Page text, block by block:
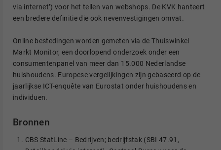
via internet’) voor het tellen van webshops. De KVK hanteert
een bredere definitie die ook nevenvestigingen omvat.
Online bestedingen worden gemeten via de Thuiswinkel
Markt Monitor, een doorlopend onderzoek onder een
consumentenpanel van meer dan 15.000 Nederlandse
huishoudens. Europese vergelijkingen zijn gebaseerd op de
jaarlijkse ICT-enquête van Eurostat onder huishoudens en
individuen.
Bronnen
CBS StatLine – Bedrijven; bedrijfstak (SBI 47.91,